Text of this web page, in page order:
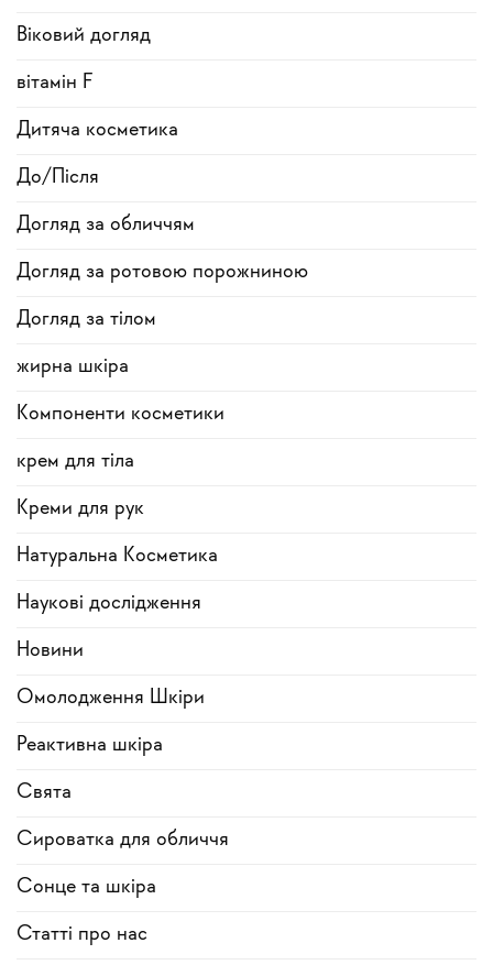
Віковий догляд
вітамін F
Дитяча косметика
До/Після
Догляд за обличчям
Догляд за ротовою порожниною
Догляд за тілом
жирна шкіра
Компоненти косметики
крем для тіла
Креми для рук
Натуральна Косметика
Наукові дослідження
Новини
Омолодження Шкіри
Реактивна шкіра
Свята
Сироватка для обличчя
Сонце та шкіра
Статті про нас